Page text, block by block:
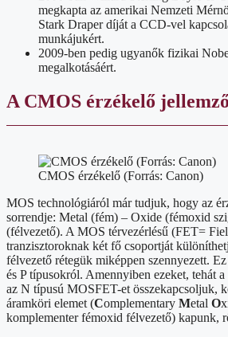
megkapta az amerikai Nemzeti
Stark Draper díját a CCD-vel
munkájukért.
2009-ben pedig ugyanők fizikai
megalkotásáért.
A CMOS érzékelő
CMOS érzékelő (Forrás: Canon)
MOS technológiáról már tudjuk, hogy az
sorrendje: Metal (fém) – Oxide (fémoxid
(félvezető). A MOS térvezérlésű (FET=
tranzisztoroknak két fő csoportját
félvezető rétegük miképpen szennyezett.
és P típusokról. Amennyiben ezeket, tehát
az N típusú MOSFET-et összekapcsoljuk,
áramköri elemet (Complementary Metal O
komplementer fémoxid félvezető) kapunk,